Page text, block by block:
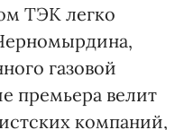
ТЭК легко
газовой
премьера велит
компаний,